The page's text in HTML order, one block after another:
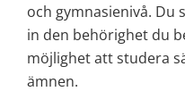
och gymnasienivå. Du
in den behörighet du
möjlighet att studera
ämnen.